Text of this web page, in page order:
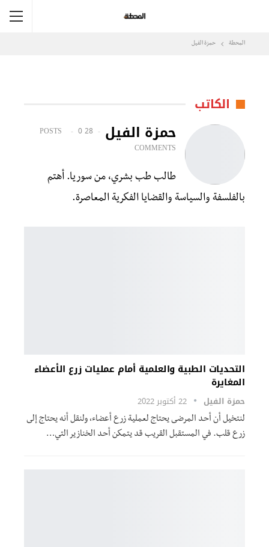
المحطة حمزة الفيل
الكاتب
حمزة الفيل 28 POSTS
0
COMMENTS
طالب طب بشري، من سوريا. أهتم
بالفلسفة والسياسة والقضايا الفكرية المعاصرة.
التحديات الطبية والعلمية أمام عمليات زرع الأعضاء
المغايرة
حمزة الفيل 22 أكتوبر 2022
لنتخيل أن أحد المرضى يحتاج لعملية زرع أعضاء، ولنقل أنه يحتاج إلى
زرع قلب. في المستقبل القريب قد يتمكن أحد الخنازير التي…